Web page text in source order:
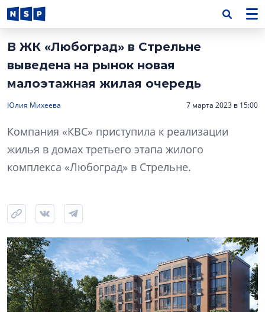
В ЖК «Любоград» в Стрельне
выведена на рынок новая
малоэтажная жилая очередь
Юлия Михеева 7 марта 2023 в 15:00
Компания «КВС» приступила к реализации
жилья в домах третьего этапа жилого
комплекса «Любоград» в Стрельне.